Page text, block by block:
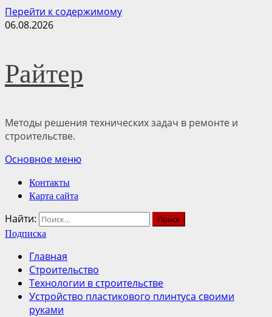
Перейти к содержимому
06.08.2026
Райтер
Методы решения технических задач в ремонте и
строительстве.
Основное меню
Контакты
Карта сайта
Найти:
Подписка
Главная
Строительство
Технологии в строительстве
Устройство пластикового плинтуса своими
руками